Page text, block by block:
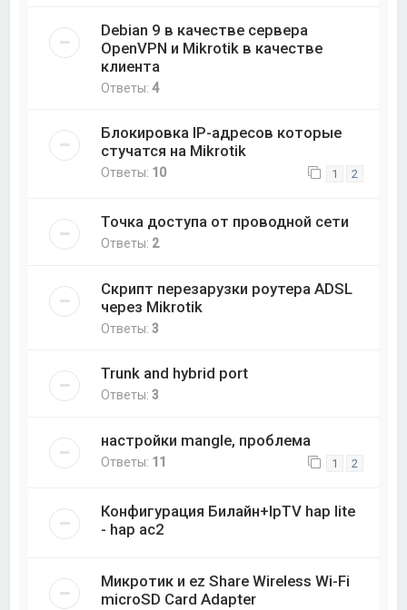
Debian 9 в качестве сервера
OpenVPN и Mikrotik в качестве
клиента
Ответы:4
Блокировка IP-адресов которые
стучатся на Mikrotik
Ответы: 10 1 2
Точка доступа от проводной сети
Ответы: 2
Скрипт перезарузки роутера ADSL
через Mikrotik
Ответы:3
Trunk and hybrid port
Ответы:3
настройки mangle, проблема
Ответы: 11 1 2
Конфигурация Билайн+IpTV hap lite
- hap ac2
Микротик и ez Share Wireless Wi-Fi
microSD Card Adapter